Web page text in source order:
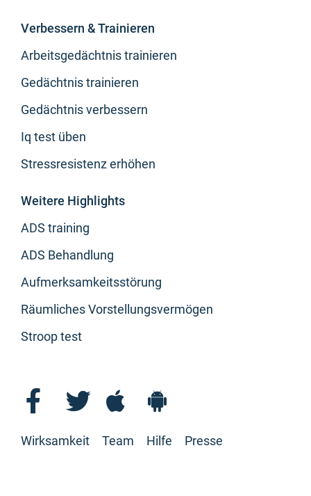
Verbessern & Trainieren
Arbeitsgedächtnis trainieren
Gedächtnis trainieren
Gedächtnis verbessern
Iq test üben
Stressresistenz erhöhen
Weitere Highlights
ADS training
ADS Behandlung
Aufmerksamkeitsstörung
Räumliches Vorstellungsvermögen
Stroop test
Wirksamkeit Team Hilfe Presse